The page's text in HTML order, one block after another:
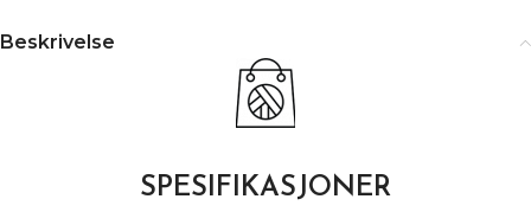
Beskrivelse
SPESIFIKASJONER